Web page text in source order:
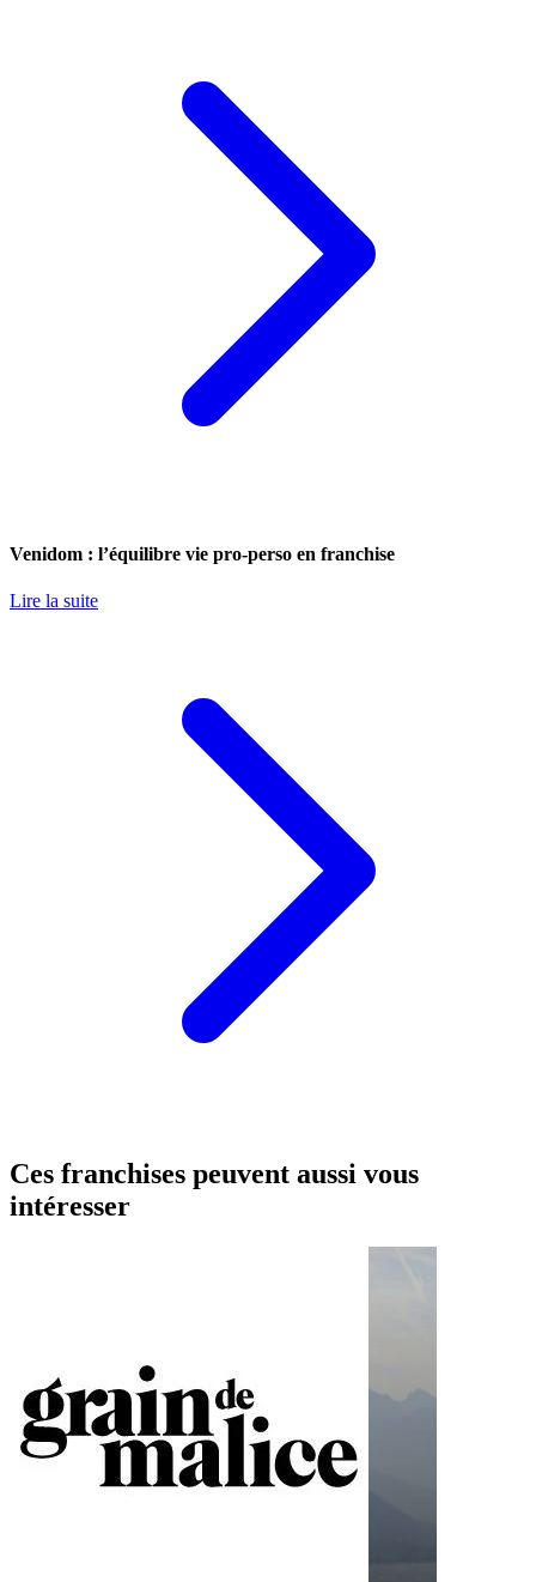
Venidom : l’équilibre vie pro-perso en franchise
Lire la suite
Ces franchises peuvent aussi vous
intéresser